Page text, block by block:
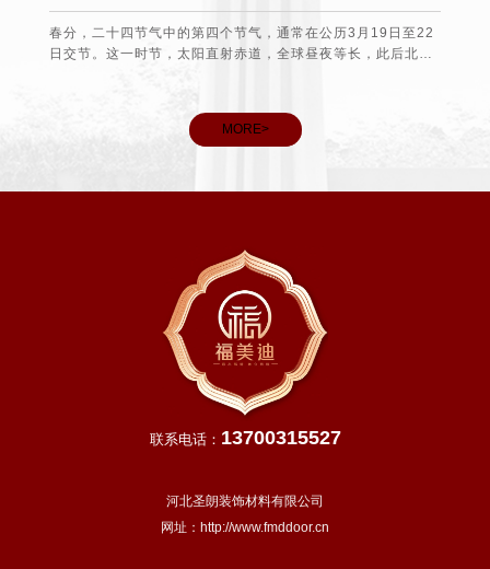
春分，二十四节气中的第四个节气，通常在公历3月19日至22
日交节。这一时节，太阳直射赤道，全球昼夜等长，此后北半
沛，除青藏高原等高寒地区外，越冬作物进入生长旺季，田间
MORE>
联系电话： 13700315527
河北圣朗装饰材料有限公司
网址： http://www.fmddoor.cn